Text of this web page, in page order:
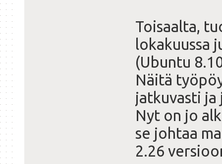
Toisaalta,
lokakuussa
(Ubuntu
Näitä
jatkuvasti ja
Nyt on jo
se johtaa
2.26